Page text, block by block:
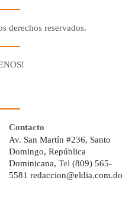
derechos reservados.
Contacto
Av. San Martín #236, Santo
Domingo, República
Dominicana, Tel (809) 565-
5581 redaccion@eldia.com.do